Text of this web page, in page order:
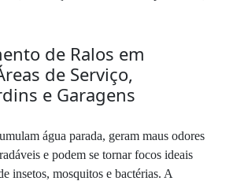
de Ralos em
de Serviço,
e Garagens
água parada, geram maus odores
e podem se tornar focos ideais
insetos, mosquitos e bactérias. A